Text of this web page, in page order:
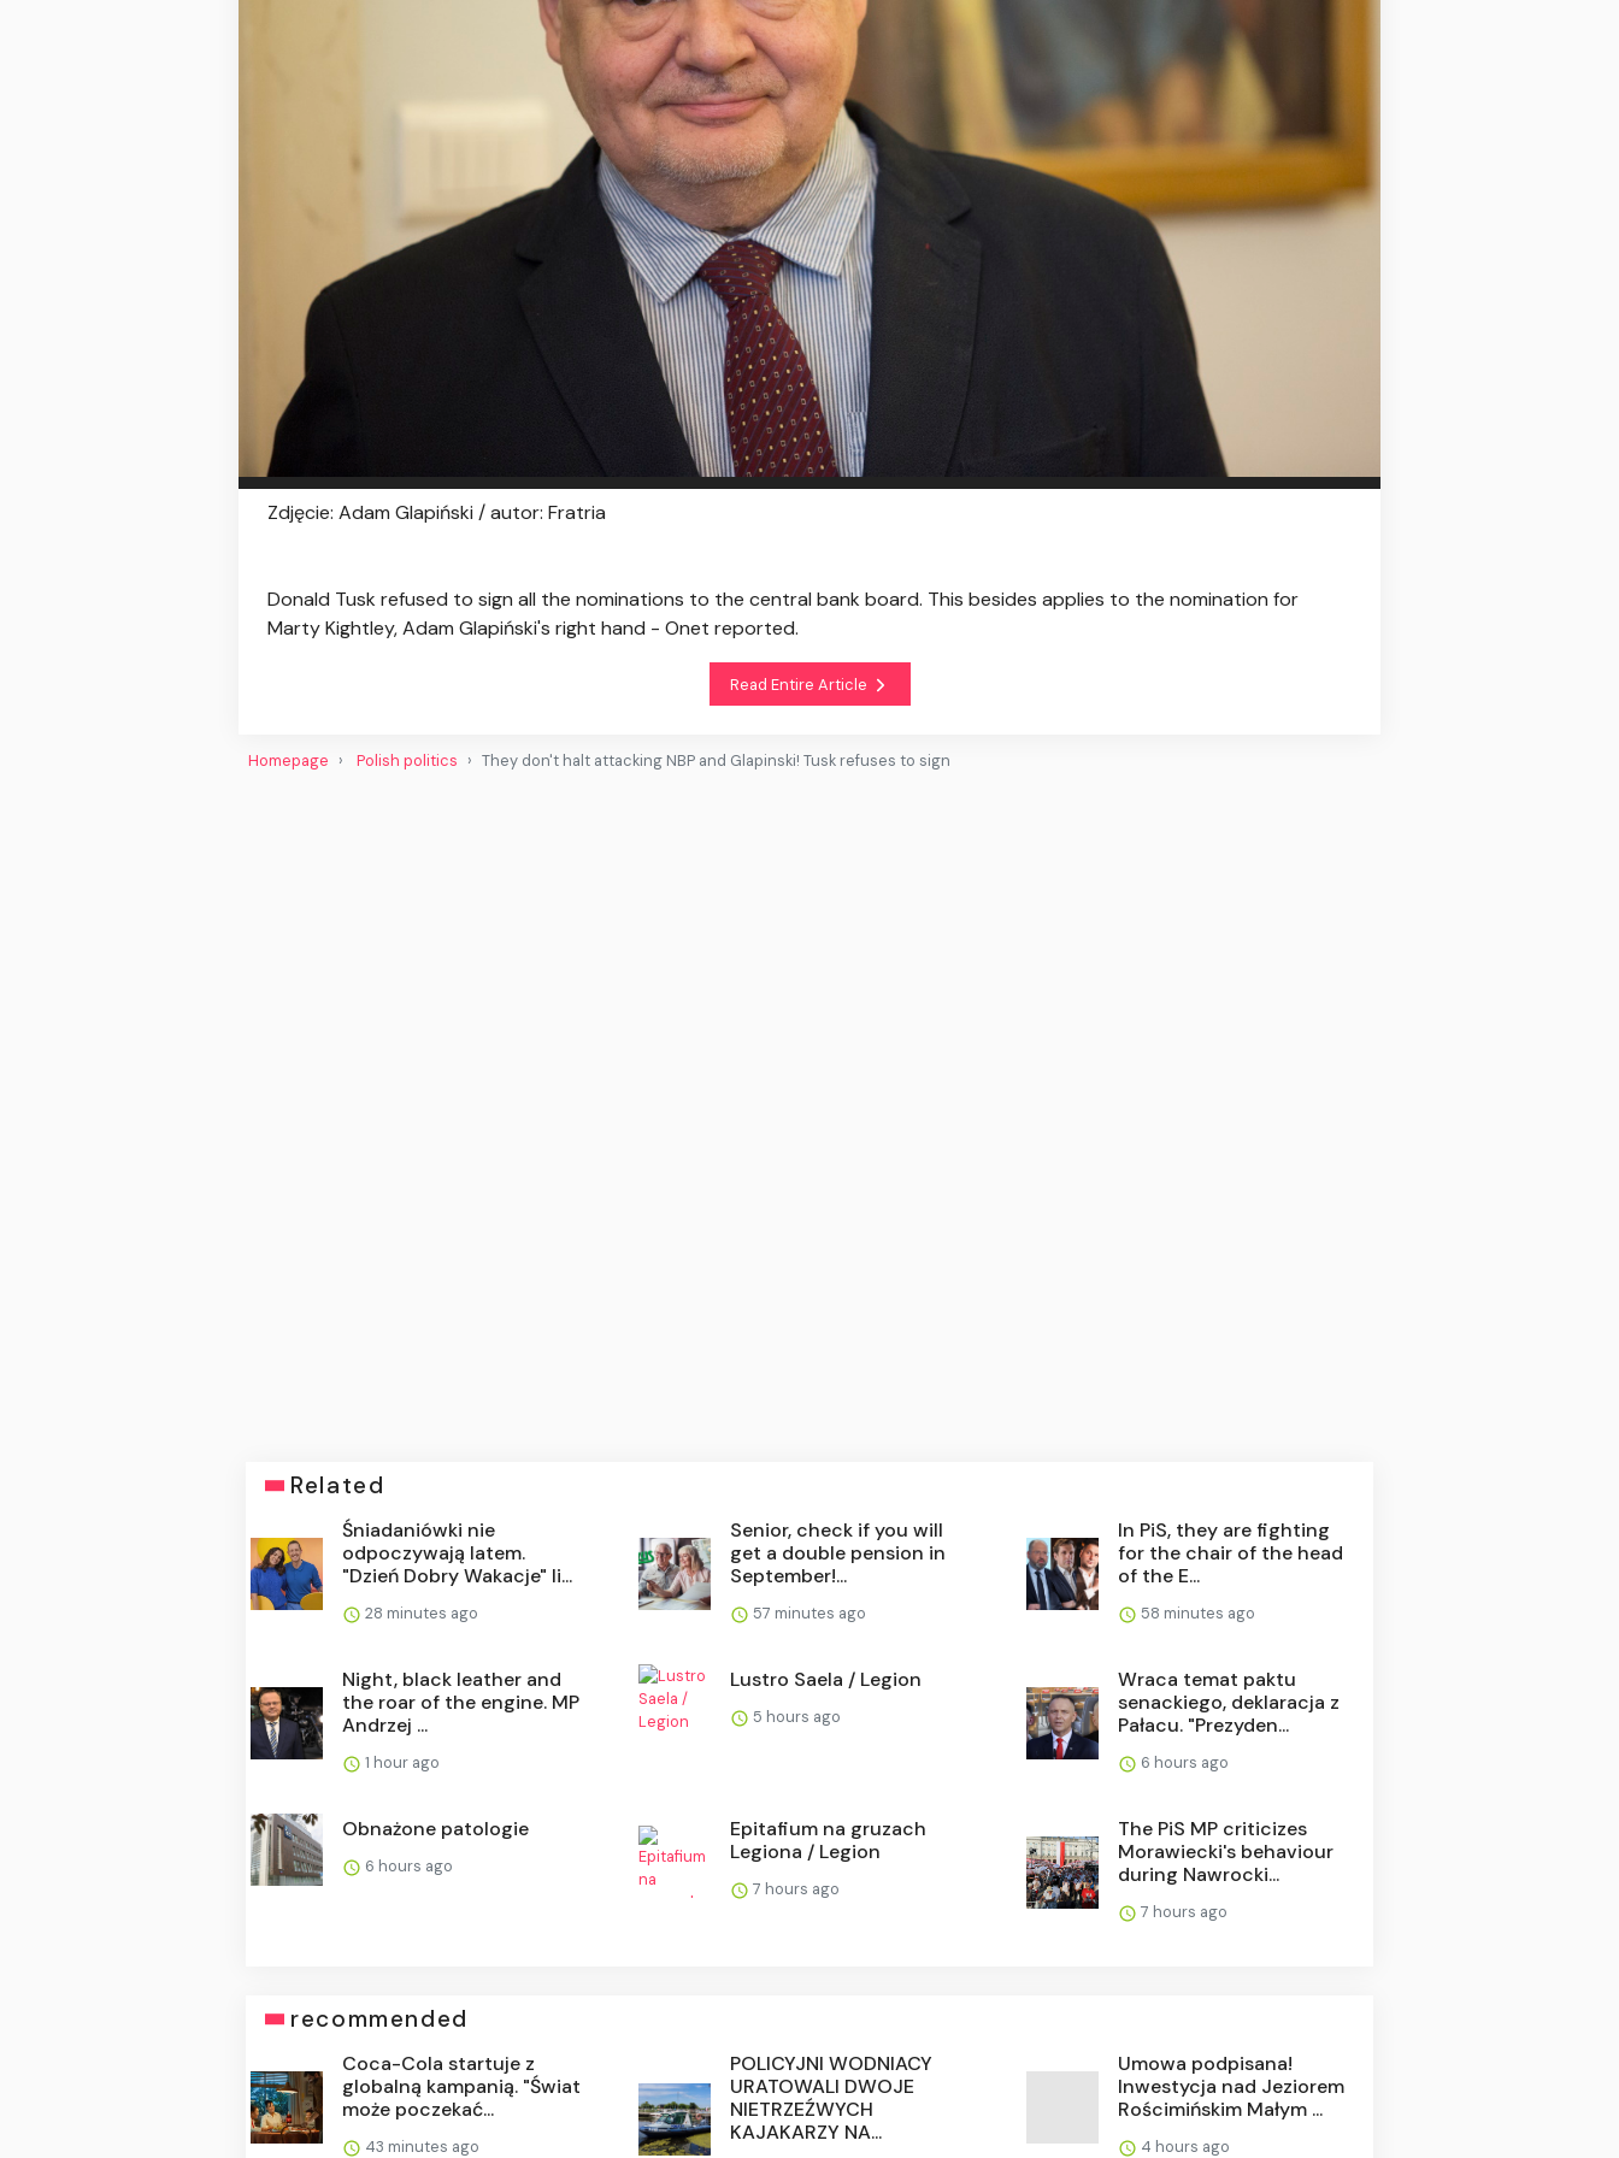
Zdjęcie: Adam Glapiński / autor: Fratria
Donald Tusk refused to sign all the nominations to the central bank board. This besides applies to the nomination for
Marty Kightley, Adam Glapiński's right hand - Onet reported.
Read Entire Article
Homepage Polish politics They don't halt attacking NBP and Glapinski! Tusk refuses to sign
Related
Śniadaniówki nie
odpoczywają latem.
"Dzień Dobry Wakacje" li...
28 minutes ago
Senior, check if you will
get a double pension in
September!...
57 minutes ago
In PiS, they are fighting
for the chair of the head
of the E...
58 minutes ago
Night, black leather and
the roar of the engine. MP
Andrzej ...
1 hour ago
Lustro Saela / Legion
5 hours ago
Wraca temat paktu
senackiego, deklaracja z
Pałacu. "Prezyden...
6 hours ago
Obnażone patologie
6 hours ago
Epitafium na gruzach
Legiona / Legion
7 hours ago
The PiS MP criticizes
Morawiecki's behaviour
during Nawrocki...
7 hours ago
recommended
Coca-Cola startuje z
globalną kampanią. "Świat
może poczekać...
43 minutes ago
POLICYJNI WODNIACY
URATOWALI DWOJE
NIETRZEŹWYCH
KAJAKARZY NA...
Umowa podpisana!
Inwestycja nad Jeziorem
Rościmińskim Małym ...
4 hours ago